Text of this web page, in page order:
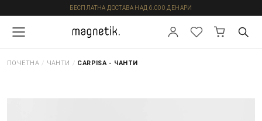
БЕСПЛАТНА ДОСТАВА НАД 6.000 ДЕНАРИ
ПОЧЕТНА / ЧАНТИ / CARPISA - ЧАНТИ